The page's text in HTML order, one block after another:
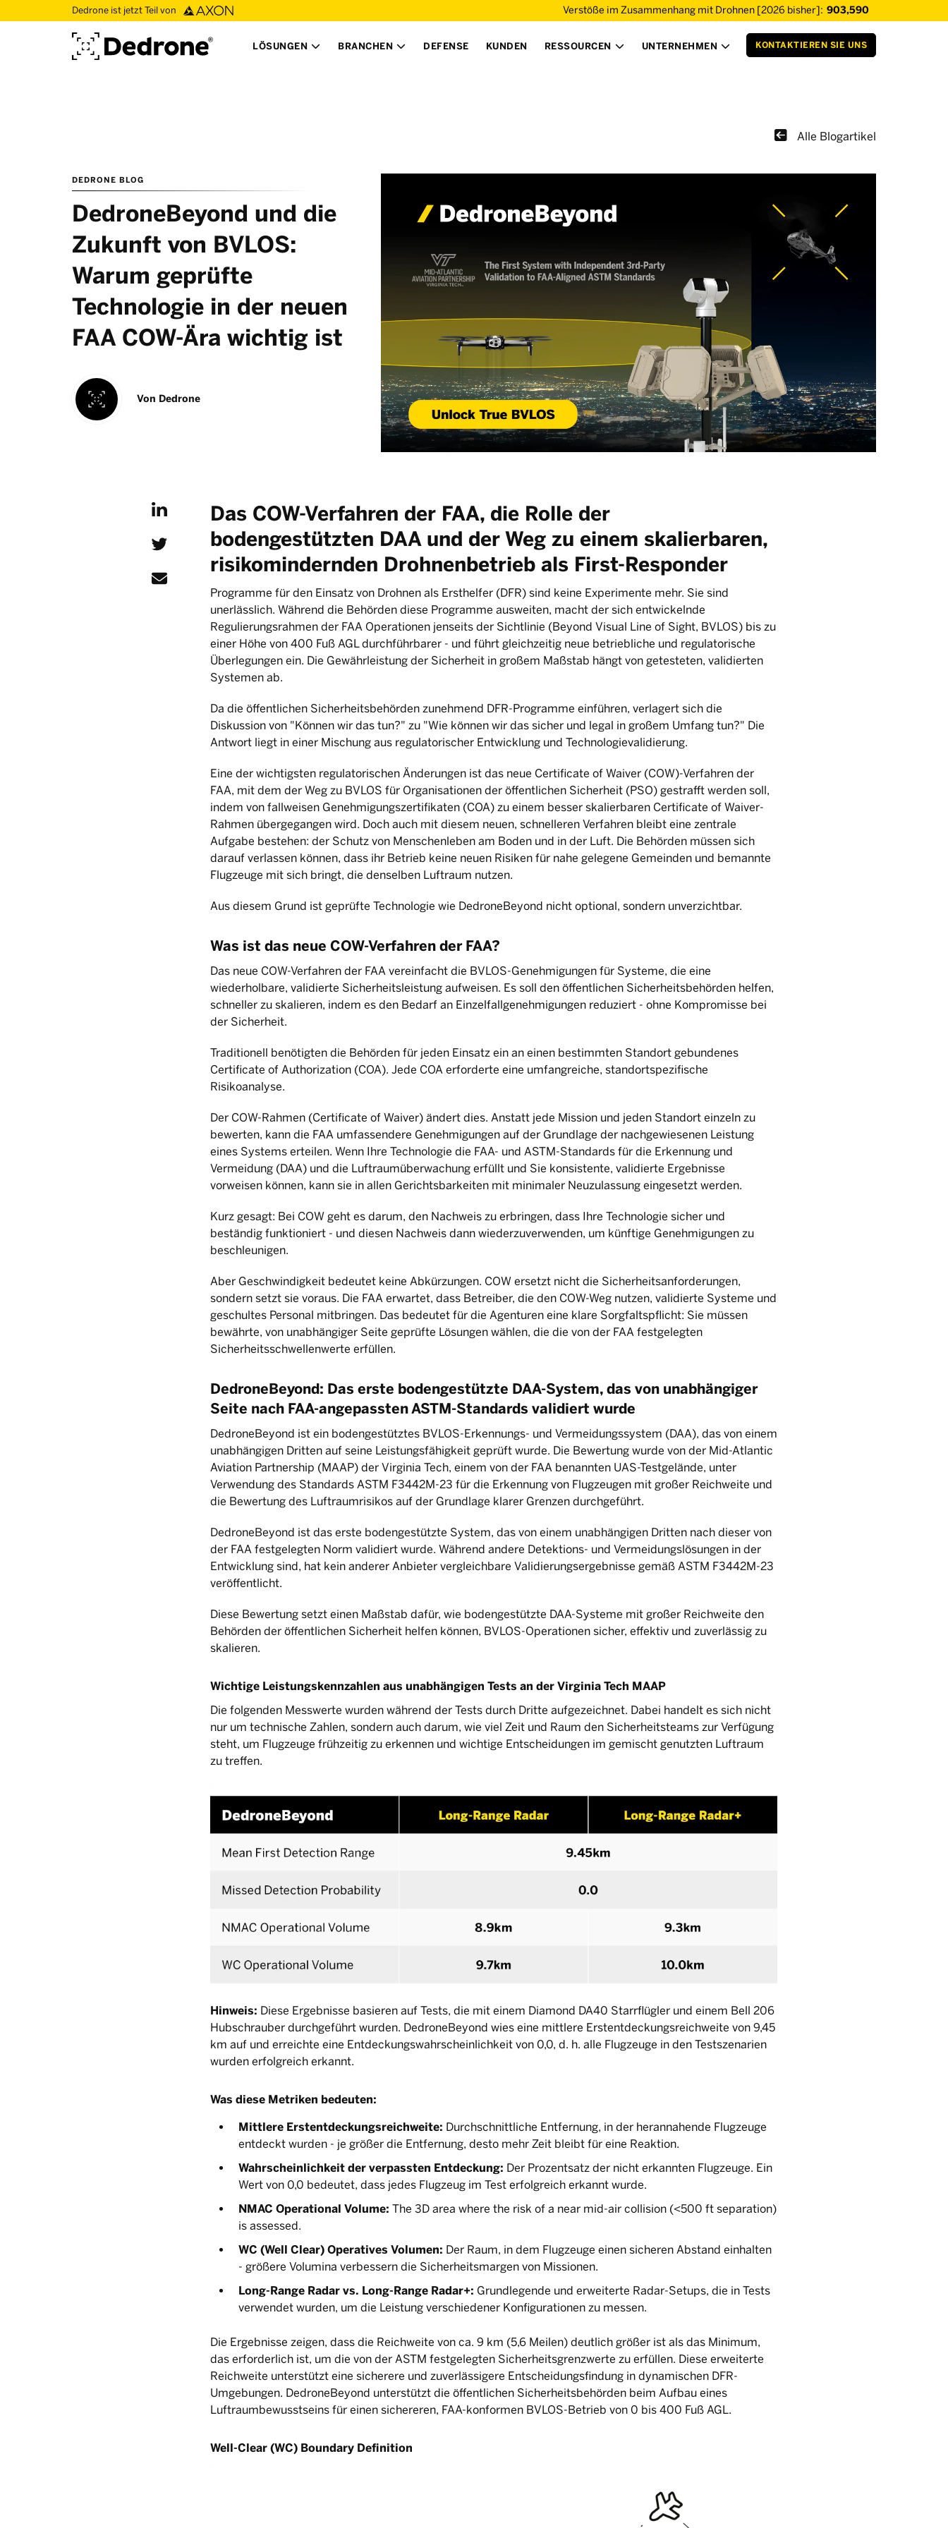
Dedrone ist jetzt Teil von Verstöße im Zusammenhang mit Drohnen [2026 bisher]: 903,590
LÖSUNGEN  BRANCHEN  DEFENSE KUNDEN RESSOURCEN  UNTERNEHMEN  KONTAKTIEREN SIE UNS
 Alle Blogartikel
DEDRONE BLOG
DedroneBeyond und die
Zukunft von BVLOS:
Warum geprüfte
Technologie in der neuen
FAA COW-Ära wichtig ist
Von Dedrone
Das COW-Verfahren der FAA, die Rolle der
bodengestützten DAA und der Weg zu einem skalierbaren,
risikomindernden Drohnenbetrieb als First-Responder
Programme für den Einsatz von Drohnen als Ersthelfer (DFR) sind keine Experimente mehr. Sie sind
unerlässlich. Während die Behörden diese Programme ausweiten, macht der sich entwickelnde
Regulierungsrahmen der FAA Operationen jenseits der Sichtlinie (Beyond Visual Line of Sight, BVLOS) bis zu
einer Höhe von 400 Fuß AGL durchführbarer - und führt gleichzeitig neue betriebliche und regulatorische
Überlegungen ein. Die Gewährleistung der Sicherheit in großem Maßstab hängt von getesteten, validierten
Systemen ab.
Da die öffentlichen Sicherheitsbehörden zunehmend DFR-Programme einführen, verlagert sich die
Diskussion von "Können wir das tun?" zu "Wie können wir das sicher und legal in großem Umfang tun?" Die
Antwort liegt in einer Mischung aus regulatorischer Entwicklung und Technologievalidierung.
Eine der wichtigsten regulatorischen Änderungen ist das neue Certificate of Waiver (COW)-Verfahren der
FAA, mit dem der Weg zu BVLOS für Organisationen der öffentlichen Sicherheit (PSO) gestrafft werden soll,
indem von fallweisen Genehmigungszertifikaten (COA) zu einem besser skalierbaren Certificate of Waiver-
Rahmen übergegangen wird. Doch auch mit diesem neuen, schnelleren Verfahren bleibt eine zentrale
Aufgabe bestehen: der Schutz von Menschenleben am Boden und in der Luft. Die Behörden müssen sich
darauf verlassen können, dass ihr Betrieb keine neuen Risiken für nahe gelegene Gemeinden und bemannte
Flugzeuge mit sich bringt, die denselben Luftraum nutzen.
Aus diesem Grund ist geprüfte Technologie wie DedroneBeyond nicht optional, sondern unverzichtbar.
Was ist das neue COW-Verfahren der FAA?
Das neue COW-Verfahren der FAA vereinfacht die BVLOS-Genehmigungen für Systeme, die eine
wiederholbare, validierte Sicherheitsleistung aufweisen. Es soll den öffentlichen Sicherheitsbehörden helfen,
schneller zu skalieren, indem es den Bedarf an Einzelfallgenehmigungen reduziert - ohne Kompromisse bei
der Sicherheit.
Traditionell benötigten die Behörden für jeden Einsatz ein an einen bestimmten Standort gebundenes
Certificate of Authorization (COA). Jede COA erforderte eine umfangreiche, standortspezifische
Risikoanalyse.
Der COW-Rahmen (Certificate of Waiver) ändert dies. Anstatt jede Mission und jeden Standort einzeln zu
bewerten, kann die FAA umfassendere Genehmigungen auf der Grundlage der nachgewiesenen Leistung
eines Systems erteilen. Wenn Ihre Technologie die FAA- und ASTM-Standards für die Erkennung und
Vermeidung (DAA) und die Luftraumüberwachung erfüllt und Sie konsistente, validierte Ergebnisse
vorweisen können, kann sie in allen Gerichtsbarkeiten mit minimaler Neuzulassung eingesetzt werden.
Kurz gesagt: Bei COW geht es darum, den Nachweis zu erbringen, dass Ihre Technologie sicher und
beständig funktioniert - und diesen Nachweis dann wiederzuverwenden, um künftige Genehmigungen zu
beschleunigen.
Aber Geschwindigkeit bedeutet keine Abkürzungen. COW ersetzt nicht die Sicherheitsanforderungen,
sondern setzt sie voraus. Die FAA erwartet, dass Betreiber, die den COW-Weg nutzen, validierte Systeme und
geschultes Personal mitbringen. Das bedeutet für die Agenturen eine klare Sorgfaltspflicht: Sie müssen
bewährte, von unabhängiger Seite geprüfte Lösungen wählen, die die von der FAA festgelegten
Sicherheitsschwellenwerte erfüllen.
DedroneBeyond: Das erste bodengestützte DAA-System, das von unabhängiger
Seite nach FAA-angepassten ASTM-Standards validiert wurde
DedroneBeyond ist ein bodengestütztes BVLOS-Erkennungs- und Vermeidungssystem (DAA), das von einem
unabhängigen Dritten auf seine Leistungsfähigkeit geprüft wurde. Die Bewertung wurde von der Mid-Atlantic
Aviation Partnership (MAAP) der Virginia Tech, einem von der FAA benannten UAS-Testgelände, unter
Verwendung des Standards ASTM F3442M-23 für die Erkennung von Flugzeugen mit großer Reichweite und
die Bewertung des Luftraumrisikos auf der Grundlage klarer Grenzen durchgeführt.
DedroneBeyond ist das erste bodengestützte System, das von einem unabhängigen Dritten nach dieser von
der FAA festgelegten Norm validiert wurde. Während andere Detektions- und Vermeidungslösungen in der
Entwicklung sind, hat kein anderer Anbieter vergleichbare Validierungsergebnisse gemäß ASTM F3442M-23
veröffentlicht.
Diese Bewertung setzt einen Maßstab dafür, wie bodengestützte DAA-Systeme mit großer Reichweite den
Behörden der öffentlichen Sicherheit helfen können, BVLOS-Operationen sicher, effektiv und zuverlässig zu
skalieren.
Wichtige Leistungskennzahlen aus unabhängigen Tests an der Virginia Tech MAAP
Die folgenden Messwerte wurden während der Tests durch Dritte aufgezeichnet. Dabei handelt es sich nicht
nur um technische Zahlen, sondern auch darum, wie viel Zeit und Raum den Sicherheitsteams zur Verfügung
steht, um Flugzeuge frühzeitig zu erkennen und wichtige Entscheidungen im gemischt genutzten Luftraum
zu treffen.
Hinweis: Diese Ergebnisse basieren auf Tests, die mit einem Diamond DA40 Starrflügler und einem Bell 206
Hubschrauber durchgeführt wurden. DedroneBeyond wies eine mittlere Erstentdeckungsreichweite von 9,45
km auf und erreichte eine Entdeckungswahrscheinlichkeit von 0,0, d. h. alle Flugzeuge in den Testszenarien
wurden erfolgreich erkannt.
Was diese Metriken bedeuten:
Mittlere Erstentdeckungsreichweite: Durchschnittliche Entfernung, in der herannahende Flugzeuge
entdeckt wurden - je größer die Entfernung, desto mehr Zeit bleibt für eine Reaktion.
Wahrscheinlichkeit der verpassten Entdeckung: Der Prozentsatz der nicht erkannten Flugzeuge. Ein
Wert von 0,0 bedeutet, dass jedes Flugzeug im Test erfolgreich erkannt wurde.
NMAC Operational Volume: The 3D area where the risk of a near mid-air collision (<500 ft separation)
is assessed.
WC (Well Clear) Operatives Volumen: Der Raum, in dem Flugzeuge einen sicheren Abstand einhalten
- größere Volumina verbessern die Sicherheitsmargen von Missionen.
Long-Range Radar vs. Long-Range Radar+: Grundlegende und erweiterte Radar-Setups, die in Tests
verwendet wurden, um die Leistung verschiedener Konfigurationen zu messen.
Die Ergebnisse zeigen, dass die Reichweite von ca. 9 km (5,6 Meilen) deutlich größer ist als das Minimum,
das erforderlich ist, um die von der ASTM festgelegten Sicherheitsgrenzwerte zu erfüllen. Diese erweiterte
Reichweite unterstützt eine sicherere und zuverlässigere Entscheidungsfindung in dynamischen DFR-
Umgebungen. DedroneBeyond unterstützt die öffentlichen Sicherheitsbehörden beim Aufbau eines
Luftraumbewusstseins für einen sichereren, FAA-konformen BVLOS-Betrieb von 0 bis 400 Fuß AGL.
Well-Clear (WC) Boundary Definition